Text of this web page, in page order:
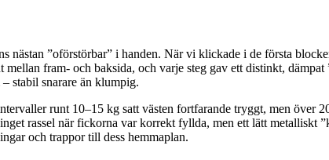
nästan ”oförstörbar” i handen. När vi klickade i de första
fram- och baksida, och varje steg gav ett distinkt, dämpat
stabil snarare än klumpig.
runt 10–15 kg satt västen fortfarande tryggt, men över
rassel när fickorna var korrekt fyllda, men ett lätt metalliskt
och trappor till dess hemmaplan.